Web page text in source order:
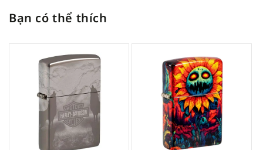
Bạn có thể thích